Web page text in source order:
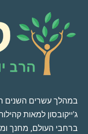
במהלך עשרים השנים
ג'ייקובסון למאות
ברחבי העולם, מחנך